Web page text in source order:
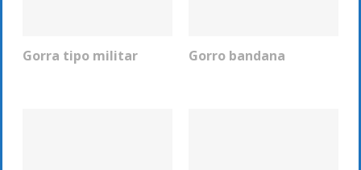
Gorra tipo militar
COTIZAR Gorro bandana
COTIZAR